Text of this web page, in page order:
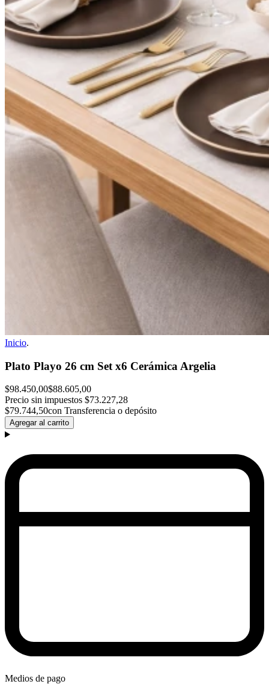
Inicio.
Plato Playo 26 cm Set x6 Cerámica Argelia
$98.450,00$88.605,00
Precio sin impuestos $73.227,28
$79.744,50con Transferencia o depósito
Agregar al carrito
Medios de pago